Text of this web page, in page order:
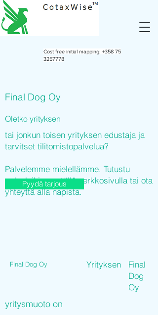
Cost free initial mapping: +358 75
3257778
Final Dog Oy
Oletko yrityksen
tai jonkun toisen yrityksen edustaja ja
tarvitset tilitomistopalvelua?
Palvelemme mielellämme. Tutustu
palveluihimme tällä verkkosivulla tai ota
yhteyttä alla napista.
Pyydä tarjous
Final
Dog
Oy
Final Dog Oy Yrityksen
yritysmuoto on